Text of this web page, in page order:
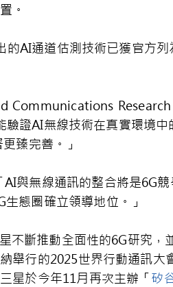
。
AI通道估測技術已獲官方
Communications
證AI無線技術在真實環境
臻完善。」
與無線通訊的整合將是6G
態圈確立領導地位。」
不斷推動全面性的6G研究，
舉行的2025世界行動通訊
星於今年11月再次主辦「矽